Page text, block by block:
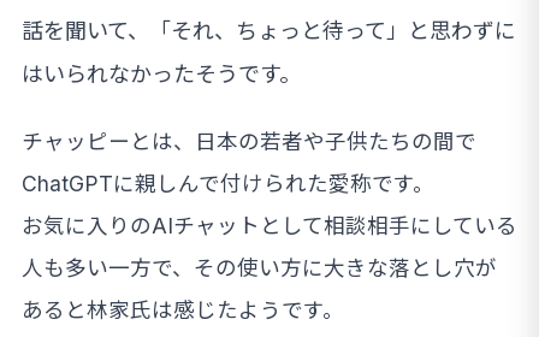
話を聞いて、「それ、ちょっと待って」と思わずに
はいられなかったそうです。
チャッピーとは、日本の若者や子供たちの間で
ChatGPTに親しんで付けられた愛称です。
お気に入りのAIチャットとして相談相手にしている
人も多い一方で、その使い方に大きな落とし穴が
あると林家氏は感じたようです。